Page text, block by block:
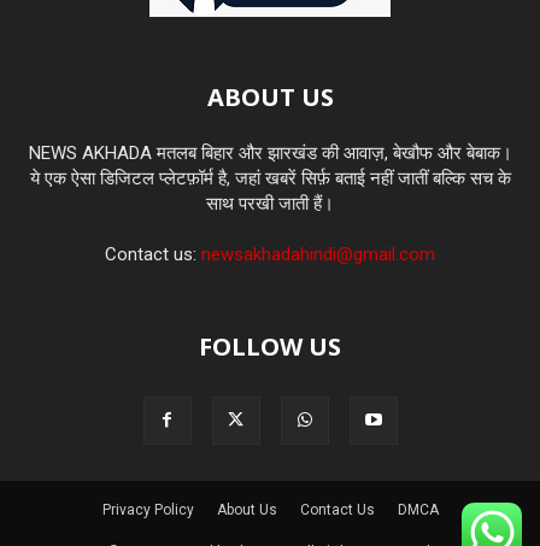
ABOUT US
NEWS AKHADA मतलब बिहार और झारखंड की आवाज़, बेखौफ और बेबाक।
ये एक ऐसा डिजिटल प्लेटफ़ॉर्म है, जहां खबरें सिर्फ़ बताई नहीं जातीं बल्कि सच के
साथ परखी जाती हैं।
Contact us: newsakhadahindi@gmail.com
FOLLOW US
Privacy Policy About Us Contact Us DMCA